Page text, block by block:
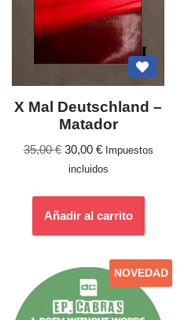
X Mal Deutschland –
Matador
35,00€ 30,00 €
Impuestos
incluidos
Añadir al carrito
NOVEDAD